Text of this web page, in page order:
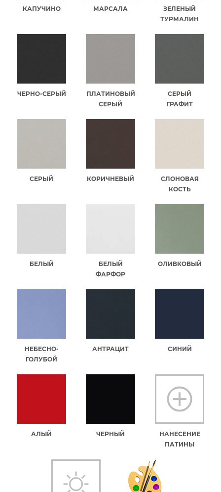
КАПУЧИНО МАРСАЛА
ЗЕЛЕНЫЙ
ТУРМАЛИН
ЧЕРНО-СЕРЫЙ
ПЛАТИНОВЫЙ
СЕРЫЙ
СЕРЫЙ
ГРАФИТ
СЕРЫЙ КОРИЧНЕВЫЙ
СЛОНОВАЯ
КОСТЬ
БЕЛЫЙ
БЕЛЫЙ
ФАРФОР
ОЛИВКОВЫЙ
НЕБЕСНО-
ГОЛУБОЙ
АНТРАЦИТ СИНИЙ
АЛЫЙ ЧЕРНЫЙ
НАНЕСЕНИЕ
ПАТИНЫ